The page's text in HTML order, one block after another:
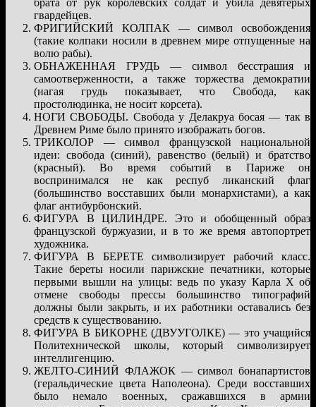
гвардейцев.
ФРИГИЙСКИЙ КОЛПАК — символ освобождения
(такие колпаки носили в древнем мире отпущенные на
волю рабы).
ОБНАЖЕННАЯ ГРУДЬ — символ бесстрашия и
самоотверженности, а также торжества демократии
(нагая грудь показывает, что Свобода, как
простолюдинка, не носит корсета).
НОГИ СВОБОДЫ. Свобода у Делакруа босая — так в
Древнем Риме было принято изображать богов.
ТРИКОЛОР — символ французской национальной
идеи: свобода (синий), равенство (белый) и братство
(красный). Во время событий в Париже он
воспринимался не как респуб ликанский флаг
(большинство восставших были монархистами), а как
флаг антибурбонский.
ФИГУРА В ЦИЛИНДРЕ. Это и обобщенный образ
французской буржуазии, и в то же время автопортрет
художника.
ФИГУРА В БЕРЕТЕ символизирует рабочий класс.
Такие береты носили парижские печатники, которые
первыми вышли на улицы: ведь по указу Карла Х об
отмене свободы прессы большинство типографий
должны были закрыть, и их работники оставались без
средств к существованию.
ФИГУРА В БИКОРНЕ (ДВУУГОЛКЕ) — это учащийся
Политехнической школы, который символизирует
интеллигенцию.
ЖЕЛТО-СИНИЙ ФЛАЖОК — символ бонапартистов
(геральдические цвета Наполеона). Среди восставших
было немало военных, сражавшихся в армии